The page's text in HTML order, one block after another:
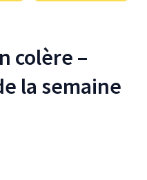
colère –
la semaine